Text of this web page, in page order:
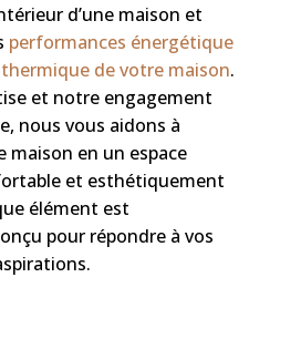
d’une maison et
performances énergétique
de votre maison.
et notre engagement
nous vous aidons à
en un espace
et esthétiquement
élément est
pour répondre à vos